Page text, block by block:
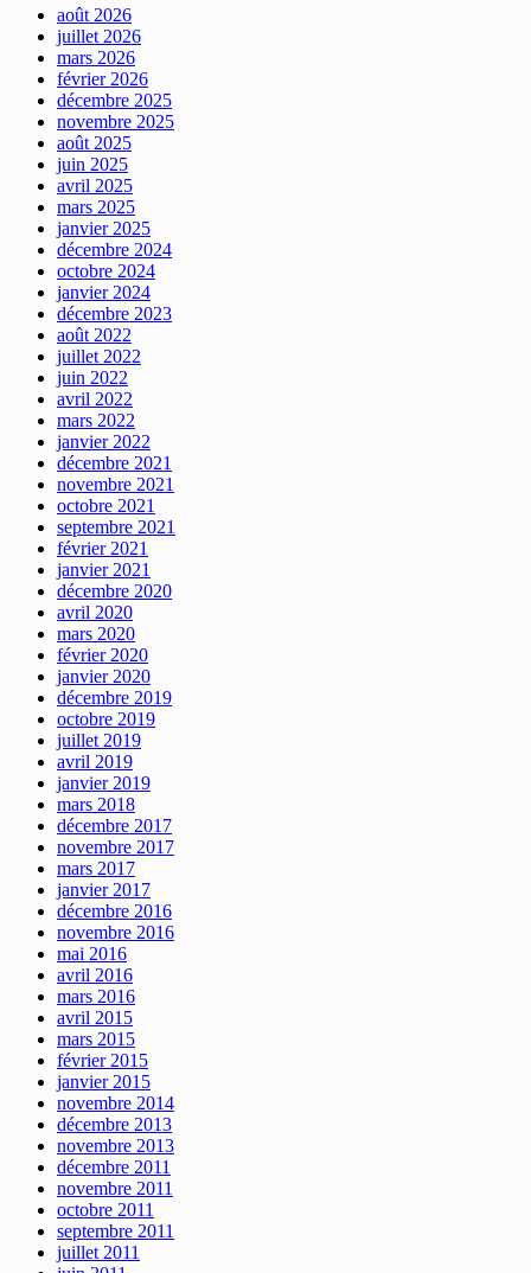
août 2026
juillet 2026
mars 2026
février 2026
décembre 2025
novembre 2025
août 2025
juin 2025
avril 2025
mars 2025
janvier 2025
décembre 2024
octobre 2024
janvier 2024
décembre 2023
août 2022
juillet 2022
juin 2022
avril 2022
mars 2022
janvier 2022
décembre 2021
novembre 2021
octobre 2021
septembre 2021
février 2021
janvier 2021
décembre 2020
avril 2020
mars 2020
février 2020
janvier 2020
décembre 2019
octobre 2019
juillet 2019
avril 2019
janvier 2019
mars 2018
décembre 2017
novembre 2017
mars 2017
janvier 2017
décembre 2016
novembre 2016
mai 2016
avril 2016
mars 2016
avril 2015
mars 2015
février 2015
janvier 2015
novembre 2014
décembre 2013
novembre 2013
décembre 2011
novembre 2011
octobre 2011
septembre 2011
juillet 2011